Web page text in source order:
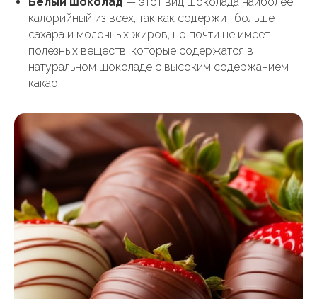
калорийный из всех, так как содержит больше
сахара и молочных жиров, но почти не имеет
полезных веществ, которые содержатся в
натуральном шоколаде с высоким содержанием
какао.